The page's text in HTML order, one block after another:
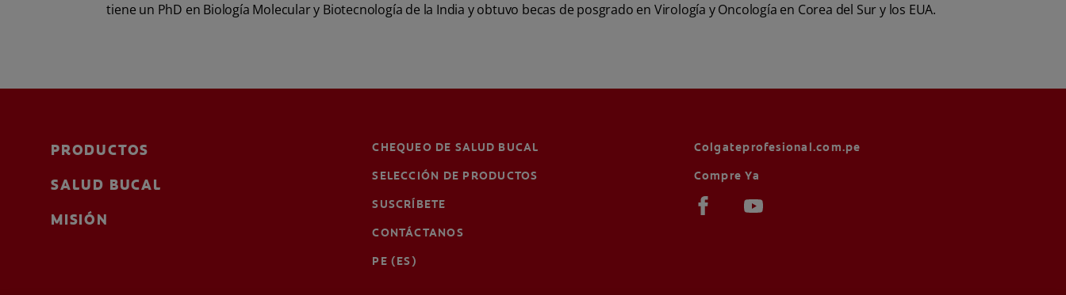
tiene un PhD en Biología Molecular y Biotecnología de la India y obtuvo becas de posgrado en Virología y Oncología en Corea del Sur y los EUA.
PRODUCTOS
SALUD BUCAL
MISIÓN
CHEQUEO DE SALUD BUCAL
SELECCIÓN DE PRODUCTOS
SUSCRÍBETE
CONTÁCTANOS
PE (ES)
Colgateprofesional.com.pe
Compre Ya